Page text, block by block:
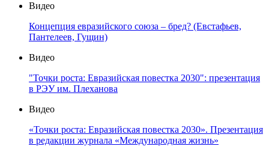
Видео
Концепция евразийского союза – бред? (Евстафьев,
Пантелеев, Гущин)
Видео
"Точки роста: Евразийская повестка 2030": презентация
в РЭУ им. Плеханова
Видео
«Точки роста: Евразийская повестка 2030». Презентация
в редакции журнала «Международная жизнь»